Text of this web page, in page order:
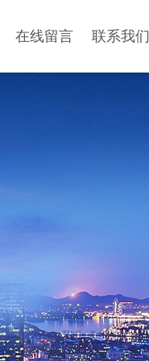
在线留言 联系我们